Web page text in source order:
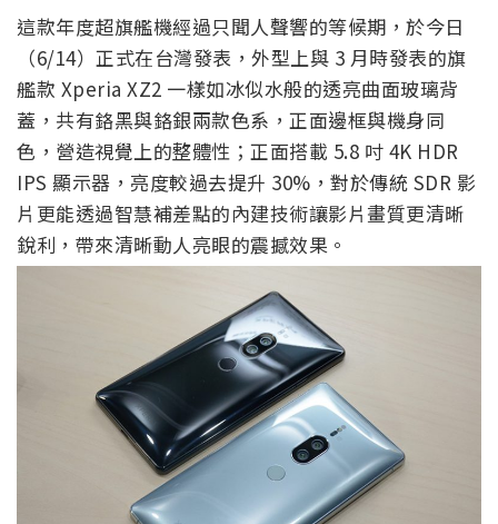
這款年度超旗艦機經過只聞人聲響的等候期，於今日
（6/14）正式在台灣發表，外型上與 3 月時發表的旗
艦款 Xperia XZ2 一樣如冰似水般的透亮曲面玻璃背
蓋，共有鉻黑與鉻銀兩款色系，正面邊框與機身同
色，營造視覺上的整體性；正面搭載 5.8 吋 4K HDR
IPS 顯示器，亮度較過去提升 30%，對於傳統 SDR 影
片更能透過智慧補差點的內建技術讓影片畫質更清晰
銳利，帶來清晰動人亮眼的震撼效果。